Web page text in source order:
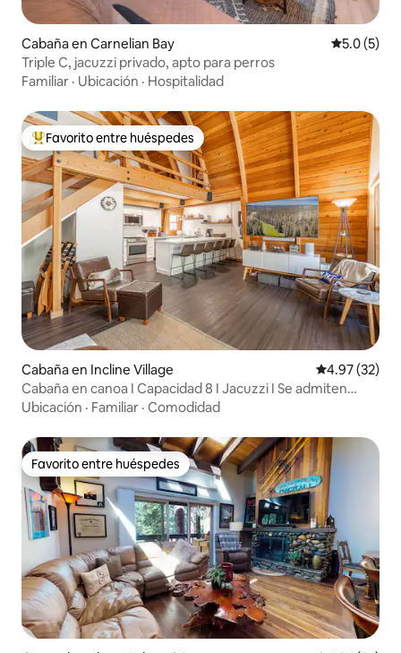
Cabaña en Carnelian Bay
5.0 (5)
Triple C, jacuzzi privado, apto para perros
Familiar · Ubicación · Hospitalidad
Favorito entre huéspedes preferido
Favorito entre huéspedes
Cabaña en Incline Village Calificación
4.97 (32)
Cabaña en canoa I Capacidad 8 I Jacuzzi I Se admiten
mascotas
Ubicación · Familiar · Comodidad
Favorito entre huéspedes
Favorito entre huéspedes